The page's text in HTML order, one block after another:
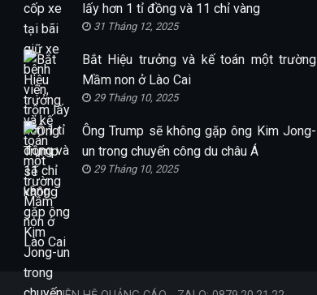
lấy hơn 1 tỉ đồng và 11 chỉ vàng
31 Tháng 12, 2025
Bắt Hiệu trưởng và kế toán một trường
Mầm non ở Lào Cai
29 Tháng 10, 2025
Ông Trump sẽ không gặp ông Kim Jong-
un trong chuyến công du châu Á
29 Tháng 10, 2025